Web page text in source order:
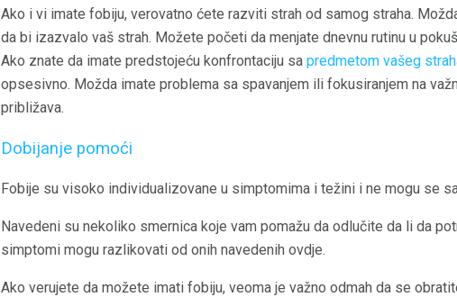
Ako i vi imate fobiju, verovatno ćete razviti strah od samog straha.
da bi izazvalo vaš strah. Možete početi da menjate dnevnu rutinu u
Ako znate da imate predstojeću konfrontaciju sa predmetom vašeg
opsesivno. Možda imate problema sa spavanjem ili fokusiranjem na
približava.
Dobijanje pomoći
Fobije su visoko individualizovane u simptomima i težini i ne mogu se
Navedeni su nekoliko smernica koje vam pomažu da odlučite da li da
simptomi mogu razlikovati od onih navedenih ovdje.
Ako verujete da možete imati fobiju, veoma je važno odmah da se